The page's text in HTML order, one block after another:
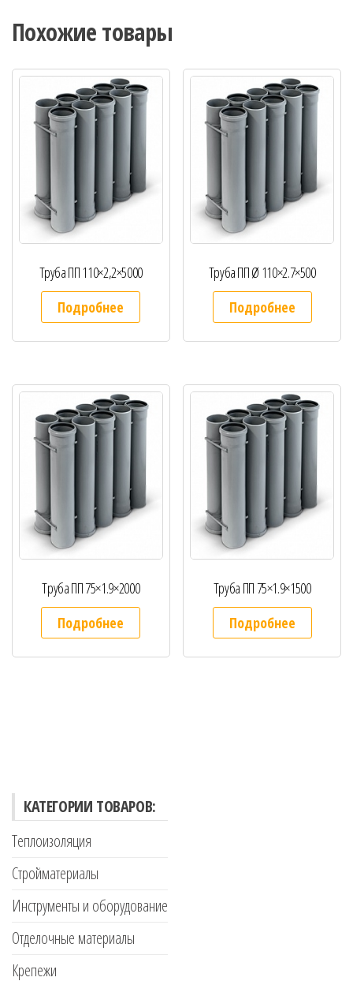
Похожие товары
Труба ПП 110×2,2×5000
Подробнее
Труба ПП Ø 110×2.7×500
Подробнее
Труба ПП 75×1.9×2000
Подробнее
Труба ПП 75×1.9×1500
Подробнее
КАТЕГОРИИ ТОВАРОВ:
Теплоизоляция
Стройматериалы
Инструменты и оборудование
Отделочные материалы
Крепежи